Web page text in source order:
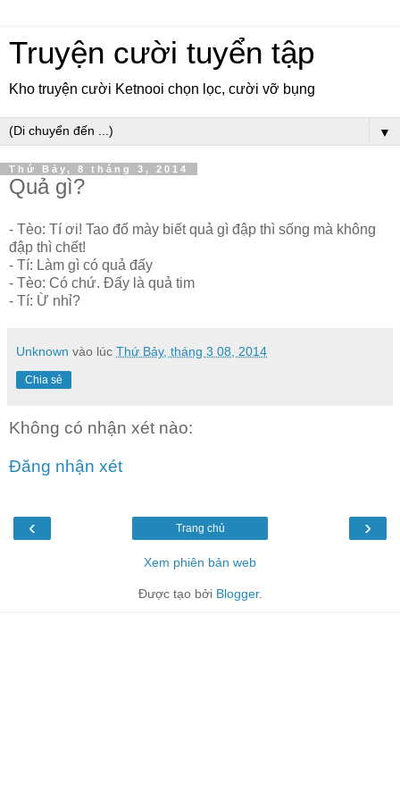
Truyện cười tuyển tập
Kho truyện cười Ketnooi chọn lọc, cười vỡ bụng
▼
Thứ Bảy, 8 tháng 3, 2014
Quả gì?
- Tèo: Tí ơi! Tao đố mày biết quả gì đập thì sống mà không
đập thì chết!
- Tí: Làm gì có quả đấy
- Tèo: Có chứ. Đấy là quả tim
- Tí: Ừ nhỉ?
Unknown vào lúc Thứ Bảy, tháng 3 08, 2014
Chia sẻ
Không có nhận xét nào:
Đăng nhận xét
‹ ›
Trang chủ
Xem phiên bản web
Được tạo bởi Blogger.